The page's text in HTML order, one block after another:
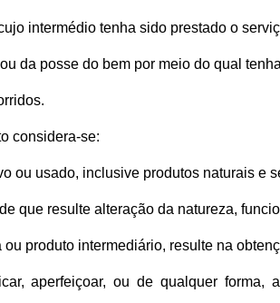
intermédio tenha sido prestado o
da posse do bem por meio do qual
considera-se:
ou usado, inclusive produtos naturais e
que resulte alteração da natureza,
produto intermediário, resulte na
aperfeiçoar, ou de qualquer